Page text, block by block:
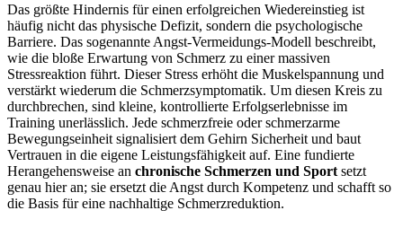
Das größte Hindernis für einen erfolgreichen Wiedereinstieg ist
häufig nicht das physische Defizit, sondern die psychologische
Barriere. Das sogenannte Angst-Vermeidungs-Modell beschreibt,
wie die bloße Erwartung von Schmerz zu einer massiven
Stressreaktion führt. Dieser Stress erhöht die Muskelspannung und
verstärkt wiederum die Schmerzsymptomatik. Um diesen Kreis zu
durchbrechen, sind kleine, kontrollierte Erfolgserlebnisse im
Training unerlässlich. Jede schmerzfreie oder schmerzarme
Bewegungseinheit signalisiert dem Gehirn Sicherheit und baut
Vertrauen in die eigene Leistungsfähigkeit auf. Eine fundierte
Herangehensweise an chronische Schmerzen und Sport setzt
genau hier an; sie ersetzt die Angst durch Kompetenz und schafft so
die Basis für eine nachhaltige Schmerzreduktion.